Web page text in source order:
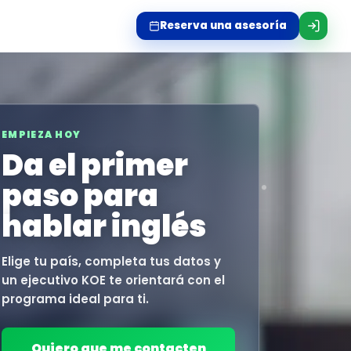
Reserva una asesoría
EMPIEZA HOY
Da el primer
paso para
hablar inglés
Elige tu país, completa tus datos y
un ejecutivo KOE te orientará con el
programa ideal para ti.